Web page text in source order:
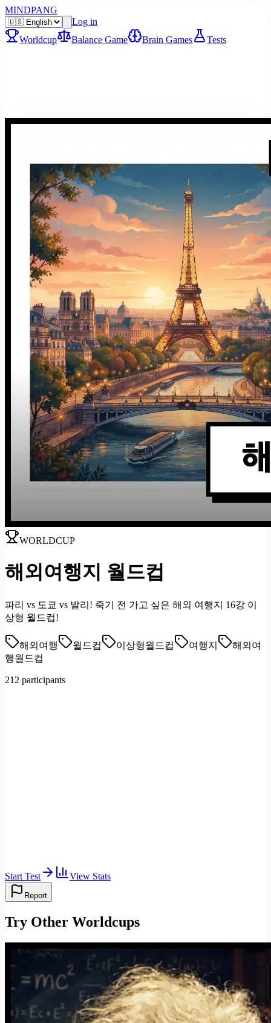
MINDPANG
Log in
Worldcup
Balance Game Brain Games Tests
WORLDCUP
해외여행지 월드컵
파리 vs 도쿄 vs 발리! 죽기 전 가고 싶은 해외 여행지 16강 이
상형 월드컵!
해외여행 월드컵 이상형월드컵 여행지
해외여
행월드컵
212 participants
Start Test View Stats
Report
Try Other Worldcups